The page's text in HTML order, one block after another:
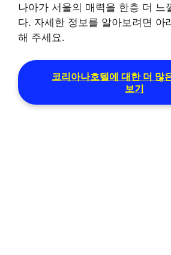
나아가 서울의 매력을 한층 더 느
다. 자세한 정보를 알아보려면 아
해 주세요.
코리아나호텔에 대한 더 많
보기